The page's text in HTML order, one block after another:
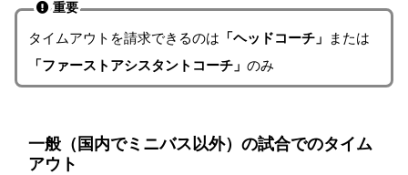
重要
タイムアウトを請求できるのは 「ヘッドコーチ」
または
「ファーストアシスタントコーチ」 のみ
一般（国内でミニバス以外）の試合でのタイム
アウト